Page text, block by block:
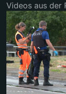
Videos aus der